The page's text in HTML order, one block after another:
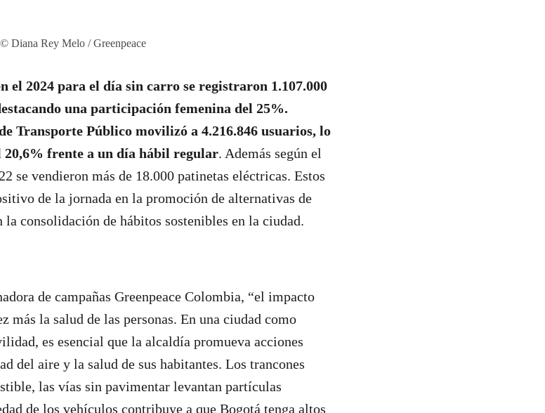
© Diana Rey Melo / Greenpeace
el 2024 para el día sin carro se registraron 1.107.000
una participación femenina del 25%.
Transporte Público movilizó a 4.216.846 usuarios, lo
20,6% frente a un día hábil regular. Además según el
se vendieron más de 18.000 patinetas eléctricas. Estos
de la jornada en la promoción de alternativas de
la consolidación de hábitos sostenibles en la ciudad.
de campañas Greenpeace Colombia, “el impacto
más la salud de las personas. En una ciudad como
es esencial que la alcaldía promueva acciones
del aire y la salud de sus habitantes. Los trancones
las vías sin pavimentar levantan partículas
de los vehículos contribuye a que Bogotá tenga altos